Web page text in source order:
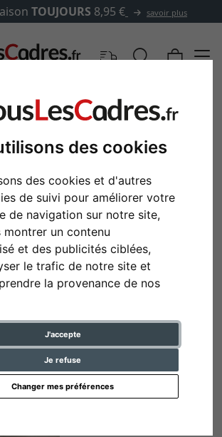
des cookies
des cookies et d'autres
de suivi pour améliorer votre
de navigation sur notre site,
montrer un contenu
et des publicités ciblées,
le trafic de notre site et
la provenance de nos
J'accepte
Je refuse
Changer mes préférences
TOUJOURS 8,95 € savoir plus